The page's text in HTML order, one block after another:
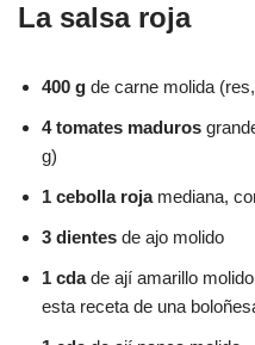
La salsa roja
400 g de carne molida
4 tomates maduros
g)
1 cebolla rojamediana,
3 dientes de ajo molido
1 cdade ají amarillo
esta receta de una